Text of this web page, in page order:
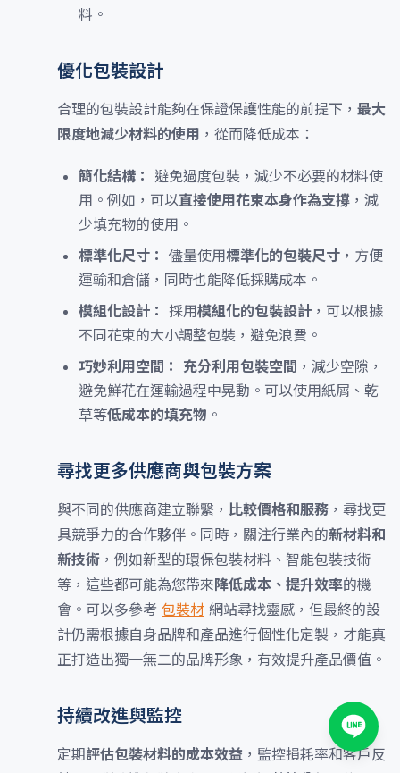
料。
優化包裝設計
合理的包裝設計能夠在保證保護性能的前提下， 最大
限度地減少材料的使用 ，從而降低成本：
簡化結構：
避免過度包裝，減少不必要的材料使
用。例如，可以直接使用花束本身作為支撐 ，減
少填充物的使用。
標準化尺寸： 儘量使用標準化的包裝尺寸 ，方便
運輸和倉儲，同時也能降低採購成本。
模組化設計： 採用模組化的包裝設計 ，可以根據
不同花束的大小調整包裝，避免浪費。
巧妙利用空間：
充分利用包裝空間 ，減少空隙，
避免鮮花在運輸過程中晃動。可以使用紙屑、乾
草等低成本的填充物 。
尋找更多供應商與包裝方案
與不同的供應商建立聯繫， 比較價格和服務 ，尋找更
具競爭力的合作夥伴。同時，關注行業內的新材料和
新技術 ，例如新型的環保包裝材料、智能包裝技術
等，這些都可能為您帶來降低成本、提升效率的機
會。可以多參考 包裝材 網站尋找靈感，但最終的設
計仍需根據自身品牌和產品進行個性化定製，才能真
正打造出獨一無二的品牌形象，有效提升產品價值。
持續改進與監控
定期評估包裝材料的成本效益 ，監控損耗率和客戶反